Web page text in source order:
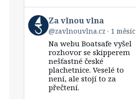
View
post
by
Bluesky
Za vlnou vlna
@zavlnouvlna.cz 1 měsíc
Na webu Boatsafe vyšel
rozhovor se skipperem
nešťastné české
plachetnice. Veselé to
není, ale stojí to za
přečtení.